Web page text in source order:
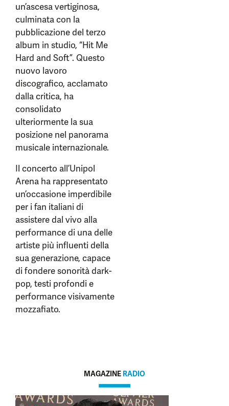
un’ascesa vertiginosa,
culminata con la
pubblicazione del terzo
album in studio, “Hit Me
Hard and Soft”. Questo
nuovo lavoro
discografico, acclamato
dalla critica, ha
consolidato
ulteriormente la sua
posizione nel panorama
musicale internazionale.
Il concerto all’Unipol
Arena ha rappresentato
un’occasione imperdibile
per i fan italiani di
assistere dal vivo alla
performance di una delle
artiste più influenti della
sua generazione, capace
di fondere sonorità dark-
pop, testi profondi e
performance visivamente
mozzafiato.
MAGAZINE RADIO